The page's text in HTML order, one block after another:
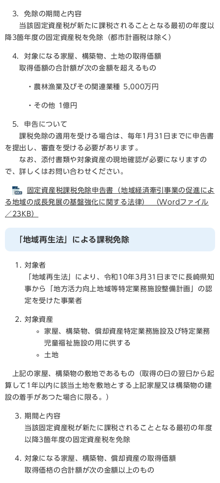
3．免除の期間と内容
当該固定資産税が新たに課税されることとなる最初の年度以
降3箇年度の固定資産税を免除（都市計画税は除く）
4．対象になる家屋、構築物、土地の取得価額
取得価額の合計額が次の金額を超えるもの
・農林漁業及びその関連業種 5,000万円
・その他 1億円
5．申告について
課税免除の適用を受ける場合は、毎年1月31日までに申告書
を提出し、審査を受ける必要があります。
なお、添付書類や対象資産の現地確認が必要になりますの
で、詳しくはお問い合わせください。
固定資産税課税免除申告書（地域経済牽引事業の促進によ
る地域の成長発展の基盤強化に関する法律） （Wordファイル
／23KB）
「地域再生法」による課税免除
対象者
​「地域再生法」により、令和10年3月31日までに長崎県知
事から「地方活力向上地域等特定業務施設整備計画」の認
定を受けた事業者
対象資産
家屋、構築物、償却資産特定業務施設及び特定業務
児童福祉施設の用に供する
土地
上記の家屋、構築物の敷地であるもの（取得の日の翌日から起
算して1年以内に該当土地を敷地とする上記家屋又は構築物の建
設の着手があつた場合に限る。）
期間と内容
​当該固定資産税が新たに課税されることとなる最初の年度
以降3箇年度の固定資産税を免除
対象になる家屋、構築物、償却資産の取得価額
取得価格の合計額が次の金額以上のもの